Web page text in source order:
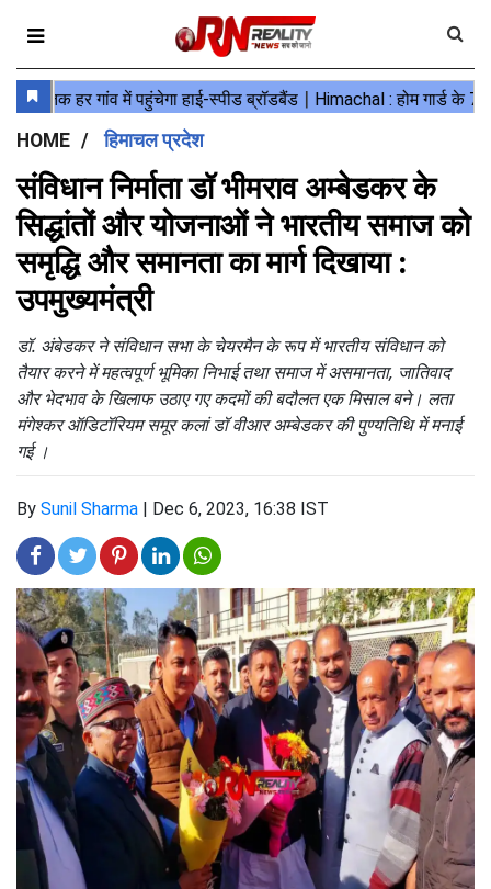
HOME हिमाचल प्रदेश
संविधान निर्माता डॉ भीमराव अम्बेडकर के
सिद्धांतों और योजनाओं ने भारतीय समाज को
समृद्धि और समानता का मार्ग दिखाया :
उपमुख्यमंत्री
डॉ. अंबेडकर ने संविधान सभा के चेयरमैन के रूप में भारतीय संविधान को
तैयार करने में महत्वपूर्ण भूमिका निभाई तथा समाज में असमानता, जातिवाद
और भेदभाव के खिलाफ उठाए गए कदमों की बदौलत एक मिसाल बने। लता
मंगेश्कर ऑडिटॉरियम समूर कलां डॉ वीआर अम्बेडकर की पुण्यतिथि में मनाई
गई ।
By Sunil Sharma | Dec 6, 2023, 16:38 IST